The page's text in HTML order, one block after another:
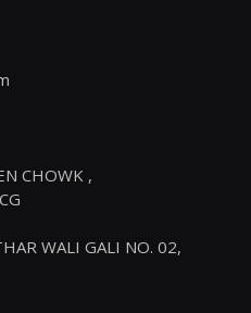
CHOWK ,
WALI GALI NO. 02,